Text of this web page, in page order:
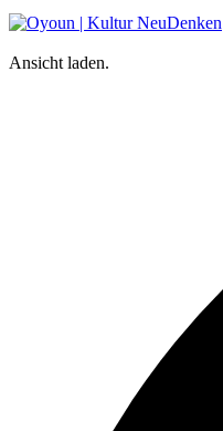
Ansicht laden.